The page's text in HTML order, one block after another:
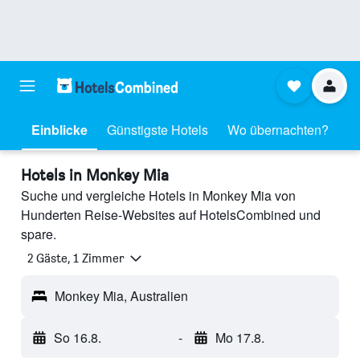
Einblicke Günstigste Hotels Wo übernachten?
Hotels in Monkey Mia
Suche und vergleiche Hotels in Monkey Mia von
Hunderten Reise-Websites auf HotelsCombined und
spare.
2 Gäste, 1 Zimmer
Monkey Mia, Australien
So 16.8. - Mo 17.8.